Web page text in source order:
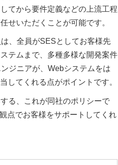
てから要件定義などの上流工程
せいただくことが可能です。
、全員がSESとしてお客様先
テムまで、多種多様な開発案件
ジニアが、Webシステムをは
してくれる点がポイントです。
る、これが同社のポリシーで
点でお客様をサポートしてくれ